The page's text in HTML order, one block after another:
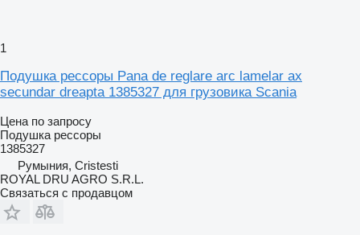
1
Подушка рессоры Pana de reglare arc lamelar ax
secundar dreapta 1385327 для грузовика Scania
Цена по запросу
Подушка рессоры
1385327
Румыния, Cristesti
ROYAL DRU AGRO S.R.L.
Связаться с продавцом